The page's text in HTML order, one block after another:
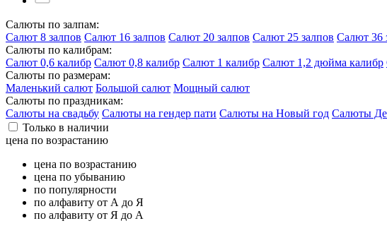
Салюты по залпам:
Салют 8 залпов Салют 16 залпов Салют 20 залпов Салют 25 залпов Салют 36
Салюты по калибрам:
Салют 0,6 калибр Салют 0,8 калибр Салют 1 калибр Салют 1,2 дюйма калибр
Салюты по размерам:
Маленький салют Большой салют Мощный салют
Салюты по праздникам:
Салюты на свадьбу Салюты на гендер пати Салюты на Новый год Салюты
Только в наличии
цена по возрастанию
цена по возрастанию
цена по убыванию
по популярности
по алфавиту от А до Я
по алфавиту от Я до А